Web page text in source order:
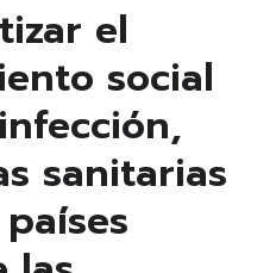
el
social
sanitarias